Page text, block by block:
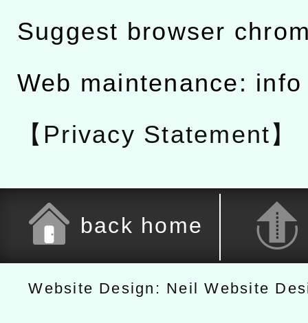
Suggest browser
Web maintenance:
【Privacy Statement】
back home
Website Design: Neil Website